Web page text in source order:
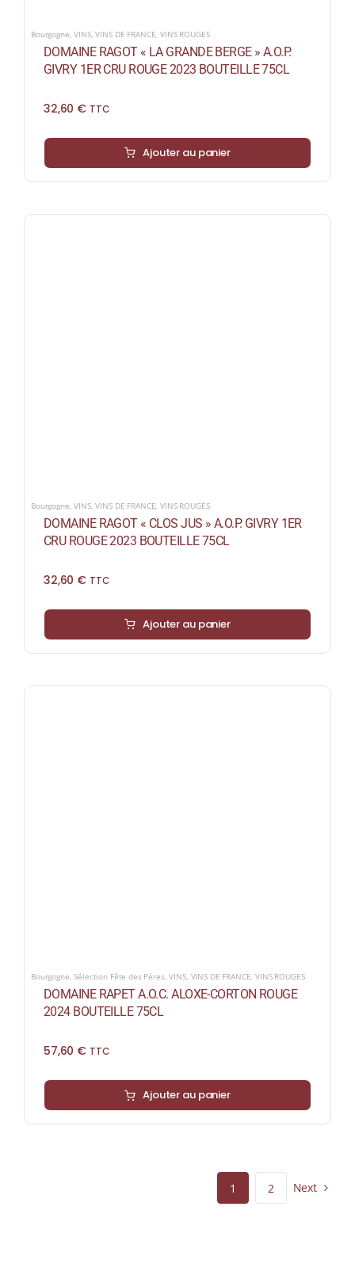
Bourgogne,VINS,VINS DE FRANCE,VINS ROUGES
DOMAINE RAGOT « LA GRANDE BERGE » A.O.P.
GIVRY 1ER CRU ROUGE 2023 BOUTEILLE 75CL
32,60 € TTC
Ajouter au panier
Bourgogne ,VINS,VINS DE FRANCE ,VINS ROUGES
DOMAINE RAGOT « CLOS JUS » A.O.P. GIVRY 1ER
CRU ROUGE 2023 BOUTEILLE 75CL
32,60 € TTC
Ajouter au panier
Bourgogne,Sélection Fête des Pères,VINS, VINS DE FRANCE,VINS ROUGES
DOMAINE RAPET A.O.C. ALOXE-CORTON ROUGE
2024 BOUTEILLE 75CL
57,60 € TTC
Ajouter au panier
1 2 Next